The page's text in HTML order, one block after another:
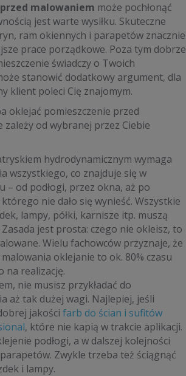
malowaniem może pochłonąć
jest warte wysiłku. Skuteczne
ram okiennych i parapetów znacznie
prace porządkowe. Poza tym dobrze
świadczy o Twoich
stanowić dodatkowy argument, dla
klient poleci Cię znajomym.
oklejać pomieszczenie przed
zależy od wybranej przez Ciebie
hydrodynamicznym wymaga
wszystkiego, co znajduje się w
– od podłogi, przez okna, aż po
nie dało się wynieść. Wszystkie
lampy, półki, karnisze itp. muszą
jest prosta: czego nie okleisz, to
Wielu fachowców przyznaje, że
oklejanie to ok. 80% czasu
na realizację.
nie musisz przykładać do
aż tak dużej wagi. Najlepiej, jeśli
jakości farb do ścian i sufitów
, które nie kapią w trakcie aplikacji.
podłogi, a w dalszej kolejności
Zwykle trzeba też ściągnąć
i lampy.